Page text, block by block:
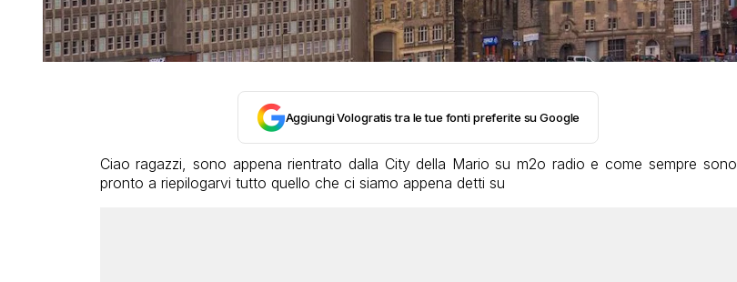
Aggiungi Vologratis tra le tue fonti preferite su Google
Ciao ragazzi, sono appena rientrato dalla City della Mario su m2o radio e come sempre sono
pronto a riepilogarvi tutto quello che ci siamo appena detti su